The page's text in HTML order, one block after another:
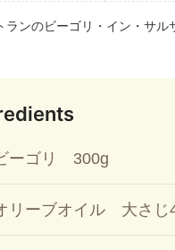
ランのビーゴリ・イン・サル
ーゴリ 300g
リーブオイル 大さじ